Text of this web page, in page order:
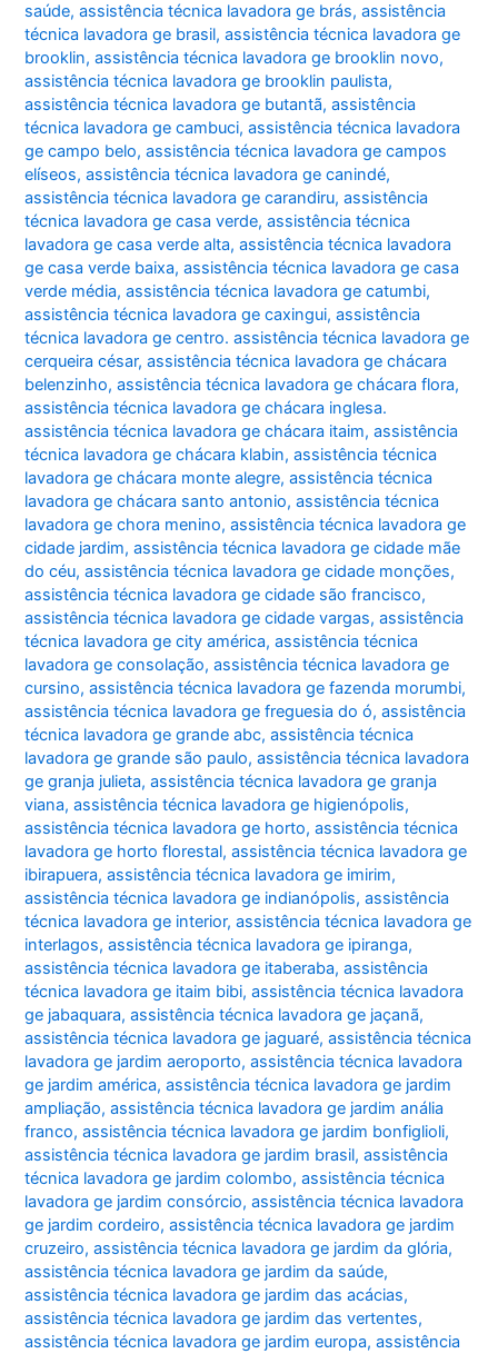
saúde,assistência técnica lavadora ge brás,assistência
técnica lavadora ge brasil,assistência técnica lavadora ge
brooklin,assistência técnica lavadora ge brooklin novo,
assistência técnica lavadora ge brooklin paulista,
assistência técnica lavadora ge butantã,assistência
técnica lavadora ge cambuci,assistência técnica lavadora
ge campo belo,assistência técnica lavadora ge campos
elíseos,assistência técnica lavadora ge canindé,
assistência técnica lavadora ge carandiru,assistência
técnica lavadora ge casa verde,assistência técnica
lavadora ge casa verde alta,assistência técnica lavadora
ge casa verde baixa,assistência técnica lavadora ge casa
verde média,assistência técnica lavadora ge catumbi,
assistência técnica lavadora ge caxingui,assistência
técnica lavadora ge centro. assistência técnica lavadora ge
cerqueira césar,assistência técnica lavadora ge chácara
belenzinho,assistência técnica lavadora ge chácara flora,
assistência técnica lavadora ge chácara inglesa.
assistência técnica lavadora ge chácara itaim,assistência
técnica lavadora ge chácara klabin,assistência técnica
lavadora ge chácara monte alegre,assistência técnica
lavadora ge chácara santo antonio,assistência técnica
lavadora ge chora menino,assistência técnica lavadora ge
cidade jardim,assistência técnica lavadora ge cidade mãe
do céu,assistência técnica lavadora ge cidade monções,
assistência técnica lavadora ge cidade são francisco,
assistência técnica lavadora ge cidade vargas,assistência
técnica lavadora ge city américa,assistência técnica
lavadora ge consolação,assistência técnica lavadora ge
cursino,assistência técnica lavadora ge fazenda morumbi,
assistência técnica lavadora ge freguesia do ó,assistência
técnica lavadora ge grande abc,assistência técnica
lavadora ge grande são paulo,assistência técnica lavadora
ge granja julieta,assistência técnica lavadora ge granja
viana,assistência técnica lavadora ge higienópolis,
assistência técnica lavadora ge horto,assistência técnica
lavadora ge horto florestal,assistência técnica lavadora ge
ibirapuera,assistência técnica lavadora ge imirim,
assistência técnica lavadora ge indianópolis,assistência
técnica lavadora ge interior,assistência técnica lavadora ge
interlagos,assistência técnica lavadora ge ipiranga,
assistência técnica lavadora ge itaberaba,assistência
técnica lavadora ge itaim bibi,assistência técnica lavadora
ge jabaquara,assistência técnica lavadora ge jaçanã,
assistência técnica lavadora ge jaguaré,assistência técnica
lavadora ge jardim aeroporto,assistência técnica lavadora
ge jardim américa,assistência técnica lavadora ge jardim
ampliação,assistência técnica lavadora ge jardim anália
franco,assistência técnica lavadora ge jardim bonfiglioli,
assistência técnica lavadora ge jardim brasil,assistência
técnica lavadora ge jardim colombo,assistência técnica
lavadora ge jardim consórcio,assistência técnica lavadora
ge jardim cordeiro,assistência técnica lavadora ge jardim
cruzeiro,assistência técnica lavadora ge jardim da glória,
assistência técnica lavadora ge jardim da saúde,
assistência técnica lavadora ge jardim das acácias,
assistência técnica lavadora ge jardim das vertentes,
assistência técnica lavadora ge jardim europa,assistência